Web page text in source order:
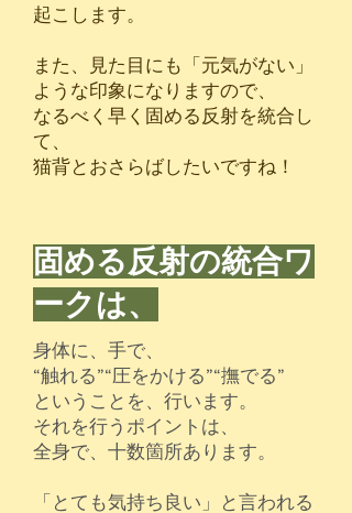
起こします。
また、見た目にも「元気がない」
ような印象になりますので、
なるべく早く固める反射を統合し
て、
​猫背とおさらばしたいですね！
固める反射の統合ワ
ークは、
身体に、手で、
“触れる”“圧をかける”“撫でる”
ということを、行います。
それを行うポイントは、
全身で、十数箇所あります。
「とても気持ち良い」と言われる